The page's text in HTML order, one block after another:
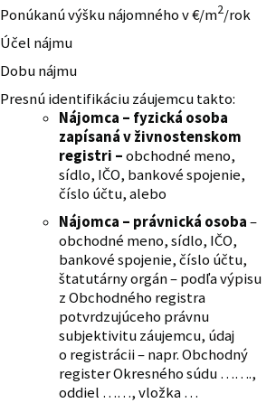
Ponúkanú výšku nájomného v €/m2/rok
Účel nájmu
Dobu nájmu
Presnú identifikáciu záujemcu takto:
Nájomca – fyzická osoba
zapísaná v živnostenskom
registri –obchodné meno,
sídlo, IČO, bankové spojenie,
číslo účtu, alebo
Nájomca – právnická osoba–
obchodné meno, sídlo, IČO,
bankové spojenie, číslo účtu,
štatutárny orgán – podľa výpisu
z Obchodného registra
potvrdzujúceho právnu
subjektivitu záujemcu, údaj
o registrácii – napr. Obchodný
register Okresného súdu …….,
oddiel ……, vložka …